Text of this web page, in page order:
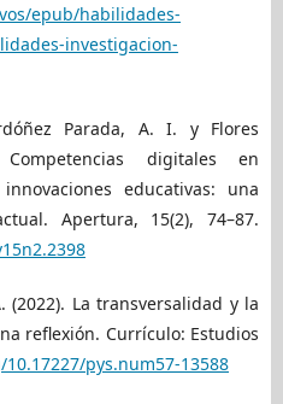
epub/habilidades-
investigacion-
Parada, A. I. y Flores
digitales en
educativas: una
Apertura, 15(2), 74–87.
(2022). La transversalidad y la
reflexión. Currículo: Estudios
pys.num57-13588